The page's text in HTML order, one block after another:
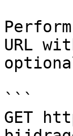
URL
```
GET